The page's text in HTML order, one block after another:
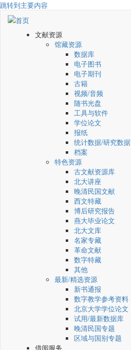
跳转到主要内容
文献资源
馆藏资源
数据库
电子图书
电子期刊
古籍
视频/音频
随书光盘
工具与软件
学位论文
报纸
统计数据/研究数据
档案
特色资源
古文献资源库
北大讲座
晚清民国文献
西文特藏
博后研究报告
燕大毕业论文
北大文库
名家专藏
革命文献
数字特藏
其他
最新/精选资源
新书通报
数字教学参考资料
北京大学学位论文
试用/最新数据库
晚清民国专题
区域与国别专题
借阅服务